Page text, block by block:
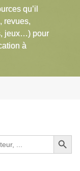
qu’il
revues,
jeux…) pour
à
Search Button